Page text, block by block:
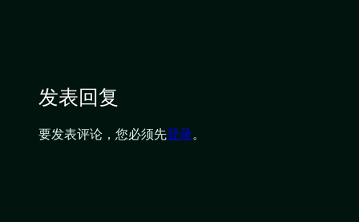
发表回复
要发表评论，您必须先登录。